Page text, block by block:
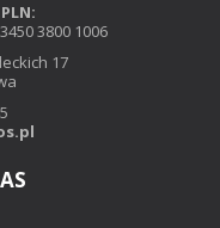
3800 1006
17